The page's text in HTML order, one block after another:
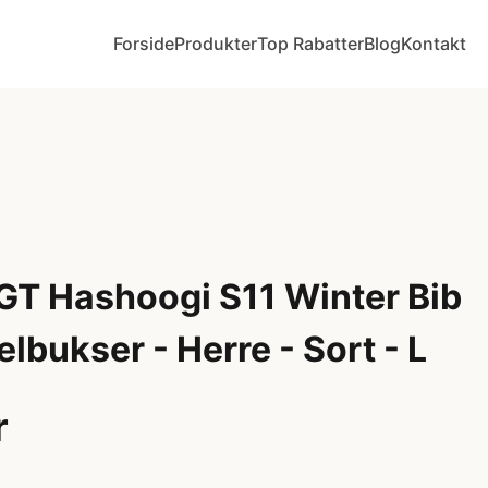
ForsideProdukterTop RabatterBlogKontakt
Hashoogi S11 Winter Bib
- Herre - Sort - L